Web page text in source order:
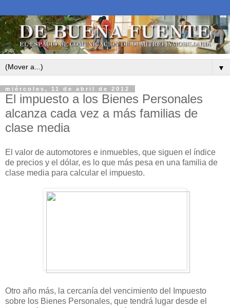
▼
miércoles, 11 de abril de 2012
El impuesto a los Bienes Personales
alcanza cada vez a más familias de
clase media
El valor de automotores e inmuebles, que siguen el índice
de precios y el dólar, es lo que más pesa en una familia de
clase media para calcular el impuesto.
Otro año más, la cercanía del vencimiento del Impuesto
sobre los Bienes Personales, que tendrá lugar desde el